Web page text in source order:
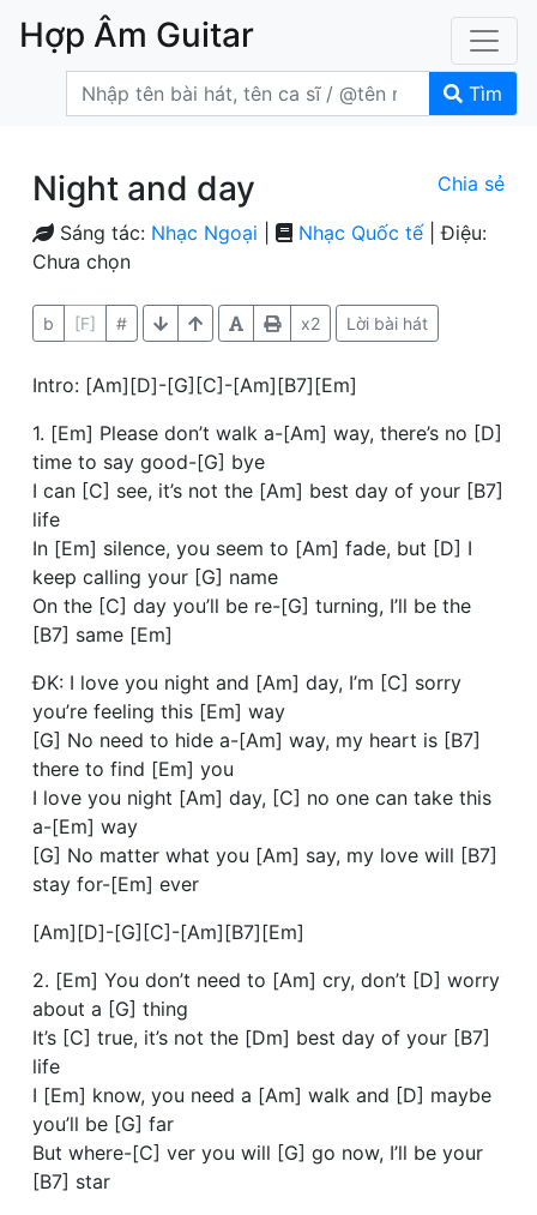
Hợp Âm Guitar
Tìm
Night and day Chia sẻ
Sáng tác: Nhạc Ngoại Nhạc Quốc tế| Điệu:
Chưa chọn
b [F] # x2 Lời bài hát
Intro: [Am][D]-[G][C]-[Am][B7][Em]
1. [Em] Please don’t walk a-[Am] way, there’s no [D]
time to say good-[G] bye
I can [C] see, it’s not the [Am] best day of your [B7]
life
In [Em] silence, you seem to [Am] fade, but [D] I
keep calling your [G] name
On the [C] day you’ll be re-[G] turning, I’ll be the
[B7] same [Em]
ĐK: I love you night and [Am] day, I’m [C] sorry
you’re feeling this [Em] way
[G] No need to hide a-[Am] way, my heart is [B7]
there to find [Em] you
I love you night [Am] day, [C] no one can take this
a-[Em] way
[G] No matter what you [Am] say, my love will [B7]
stay for-[Em] ever
[Am][D]-[G][C]-[Am][B7][Em]
2. [Em] You don’t need to [Am] cry, don’t [D] worry
about a [G] thing
It’s [C] true, it’s not the [Dm] best day of your [B7]
life
I [Em] know, you need a [Am] walk and [D] maybe
you’ll be [G] far
But where-[C] ver you will [G] go now, I’ll be your
[B7] star